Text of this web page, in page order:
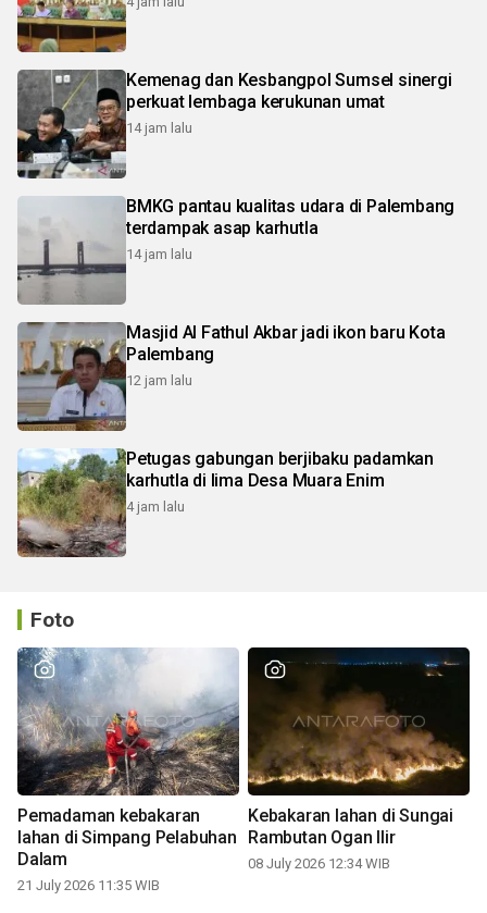
Kemenag dan Kesbangpol Sumsel sinergi
perkuat lembaga kerukunan umat
14 jam lalu
BMKG pantau kualitas udara di Palembang
terdampak asap karhutla
14 jam lalu
Masjid Al Fathul Akbar jadi ikon baru Kota
Palembang
12 jam lalu
Petugas gabungan berjibaku padamkan
karhutla di lima Desa Muara Enim
4 jam lalu
Foto
Pemadaman kebakaran
lahan di Simpang Pelabuhan
Dalam
21 July 2026 11:35 WIB
Kebakaran lahan di Sungai
Rambutan Ogan Ilir
08 July 2026 12:34 WIB